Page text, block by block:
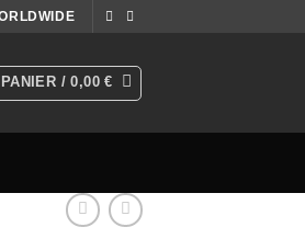
PANIER /0,00€